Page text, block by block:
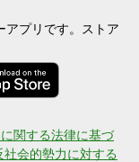
アプリです。ストア
関する法律に基づ
社会的勢力に対する